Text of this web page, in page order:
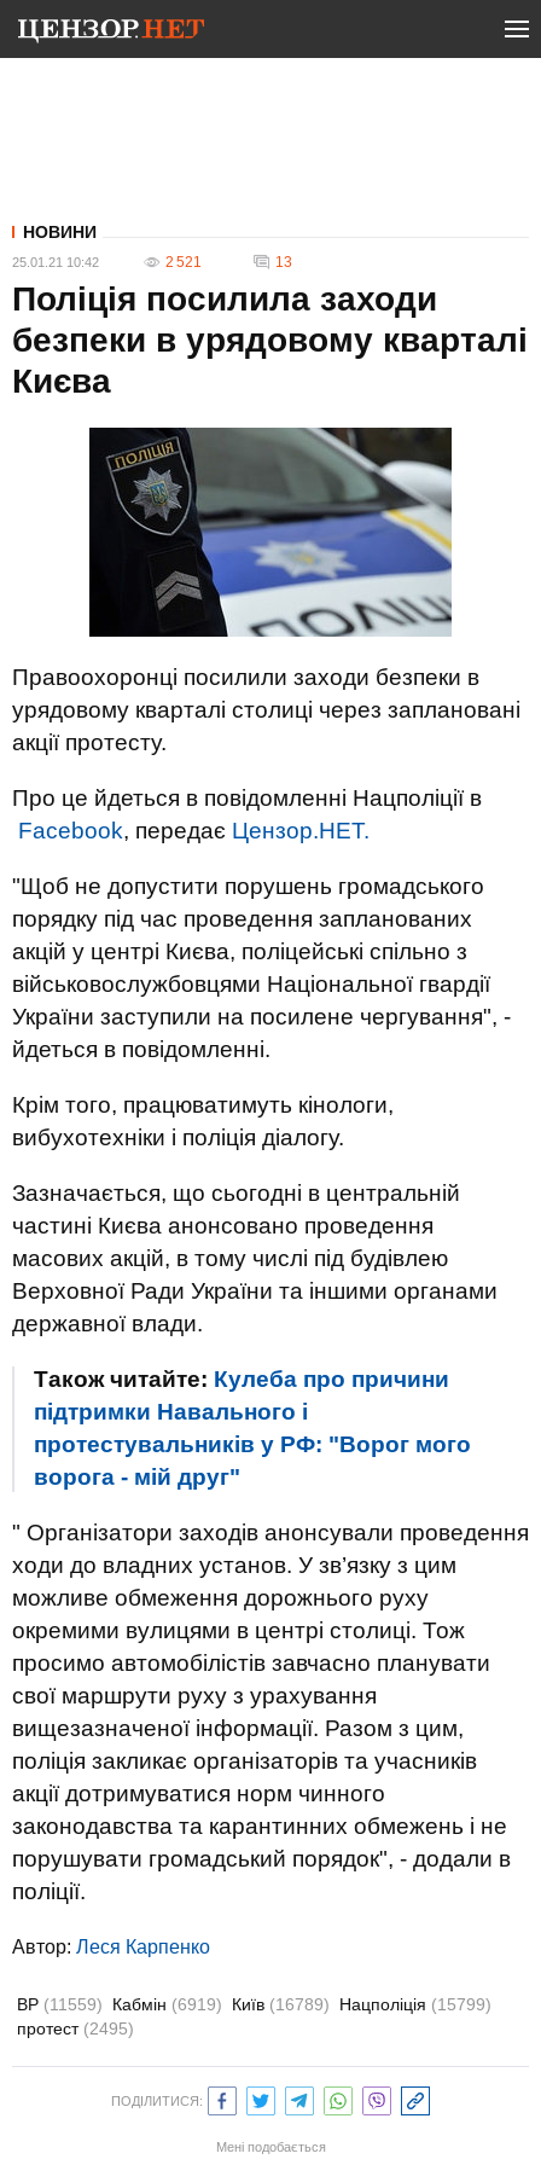
НОВИНИ
25.01.21 10:42 2 521 13
Поліція посилила заходи
безпеки в урядовому кварталі
Києва
Правоохоронці посилили заходи безпеки в
урядовому кварталі столиці через заплановані
акції протесту.
Про це йдеться в повідомленні Нацполіції в
Facebook, передає Цензор.НЕТ.
"Щоб не допустити порушень громадського
порядку під час проведення запланованих
акцій у центрі Києва, поліцейські спільно з
військовослужбовцями Національної гвардії
України заступили на посилене чергування", -
йдеться в повідомленні.
Крім того, працюватимуть кінологи,
вибухотехніки і поліція діалогу.
Зазначається, що сьогодні в центральній
частині Києва анонсовано проведення
масових акцій, в тому числі під будівлею
Верховної Ради України та іншими органами
державної влади.
Також читайте: Кулеба про причини
підтримки Навального і
протестувальників у РФ: "Ворог мого
ворога - мій друг"
" Організатори заходів анонсували проведення
ходи до владних установ. У зв’язку з цим
можливе обмеження дорожнього руху
окремими вулицями в центрі столиці. Тож
просимо автомобілістів завчасно планувати
свої маршрути руху з урахування
вищезазначеної інформації. Разом з цим,
поліція закликає організаторів та учасників
акції дотримуватися норм чинного
законодавства та карантинних обмежень і не
порушувати громадський порядок", - додали в
поліції.
Автор: Леся Карпенко
ВР (11559) Кабмін (6919) Київ (16789) Нацполіція (15799)
протест (2495)
ПОДІЛИТИСЯ:
Мені подобається